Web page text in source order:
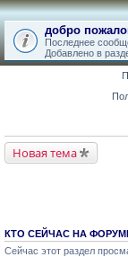
добро
Последнее
Добавлено в
Новая тема
КТО СЕЙЧАС НА
Сейчас этот раздел